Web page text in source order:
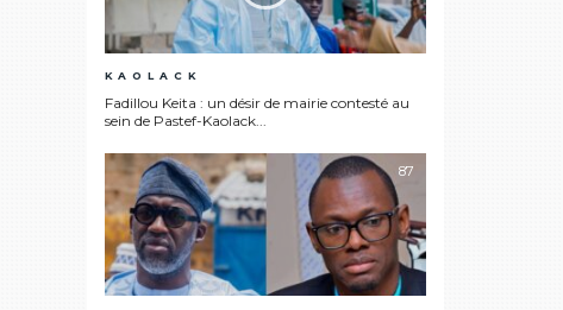
KAOLACK
Fadillou Keita : un désir de mairie contesté au
sein de Pastef-Kaolack...
87